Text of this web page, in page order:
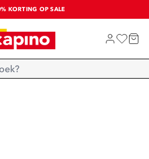
KORTING OP SALE
LAATSTE KANS!
SHOP NIEUW